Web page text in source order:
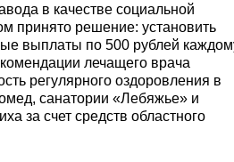
в качестве социальной
принято решение: установить
выплаты по 500 рублей
лечащего врача
регулярного оздоровления в
санатории «Лебяжье» и
за счет средств областного